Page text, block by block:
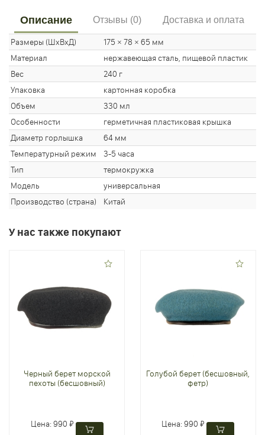
Описание Отзывы (0) Доставка и оплата
Размеры (ШхВхД)
175 × 78 × 65 мм
Материал
нержавеющая сталь, пищевой пластик
Вес
240 г
Упаковка
картонная коробка
Объем
330 мл
Особенности
герметичная пластиковая крышка
Диаметр горлышка
64 мм
Температурный режим
3-5 часа
Тип
термокружка
Модель
универсальная
Производство (страна)
Китай
У нас также покупают
Черный берет морской
пехоты (бесшовный)
Цена:990 ₽
Голубой берет (бесшовный,
фетр)
Цена:990 ₽